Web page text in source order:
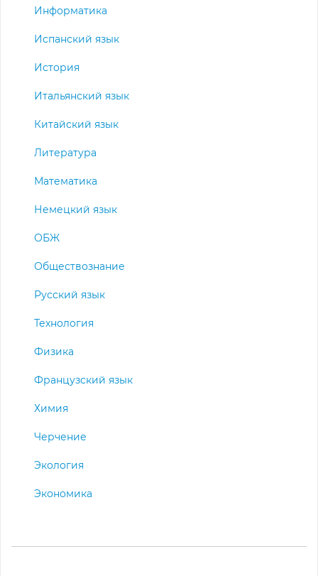
Информатика
Испанский язык
История
Итальянский язык
Китайский язык
Литература
Математика
Немецкий язык
ОБЖ
Обществознание
Русский язык
Технология
Физика
Французский язык
Химия
Черчение
Экология
Экономика